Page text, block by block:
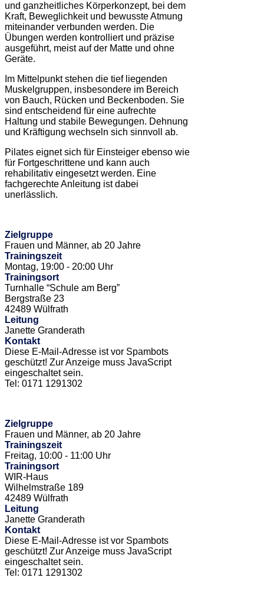
und ganzheitliches Körperkonzept, bei dem
Kraft, Beweglichkeit und bewusste Atmung
miteinander verbunden werden. Die
Übungen werden kontrolliert und präzise
ausgeführt, meist auf der Matte und ohne
Geräte.
Im Mittelpunkt stehen die tief liegenden
Muskelgruppen, insbesondere im Bereich
von Bauch, Rücken und Beckenboden. Sie
sind entscheidend für eine aufrechte
Haltung und stabile Bewegungen. Dehnung
und Kräftigung wechseln sich sinnvoll ab.
Pilates eignet sich für Einsteiger ebenso wie
für Fortgeschrittene und kann auch
rehabilitativ eingesetzt werden. Eine
fachgerechte Anleitung ist dabei
unerlässlich.
Zielgruppe
Frauen und Männer, ab 20 Jahre
Trainingszeit
Montag, 19:00 - 20:00 Uhr
Trainingsort
Turnhalle “Schule am Berg”
Bergstraße 23
42489 Wülfrath
Leitung
Janette Granderath
Kontakt
Diese E-Mail-Adresse ist vor Spambots
geschützt! Zur Anzeige muss JavaScript
eingeschaltet sein.
Tel: 0171 1291302
Zielgruppe
Frauen und Männer, ab 20 Jahre
Trainingszeit
Freitag, 10:00 - 11:00 Uhr
Trainingsort
WIR-Haus
Wilhelmstraße 189
42489 Wülfrath
Leitung
Janette Granderath
Kontakt
Diese E-Mail-Adresse ist vor Spambots
geschützt! Zur Anzeige muss JavaScript
eingeschaltet sein.
Tel: 0171 1291302